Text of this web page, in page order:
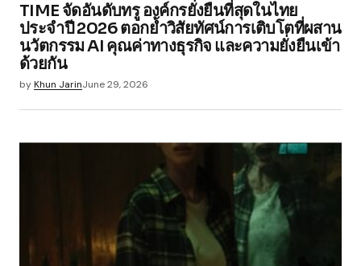
Your E-mail*
Save my name, email, and website in this
browser for the next time I comment.
TIME จัดอันดับทรู องค์กรยั่งยืนที่สุดในไทย
ประจำปี 2026 ตอกย้ำวิสัยทัศน์การเติบโตที่ผสาน
นวัตกรรม AI คุณค่าทางธุรกิจ และความยั่งยืนเข้า
ด้วยกัน
byKhun JarinJune 29, 2026